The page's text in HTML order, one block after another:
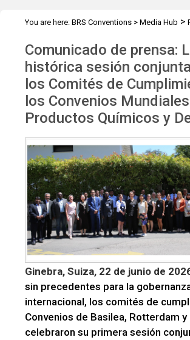
You are here: BRS Conventions > Media Hub >
Comunicado de prensa:
histórica sesión
los Comités de
los Convenios
Productos Químicos y
Ginebra, Suiza, 22 de junio de
sin precedentes para la
internacional, los comités de
Convenios de Basilea, Rotterdam
celebraron su primera sesión